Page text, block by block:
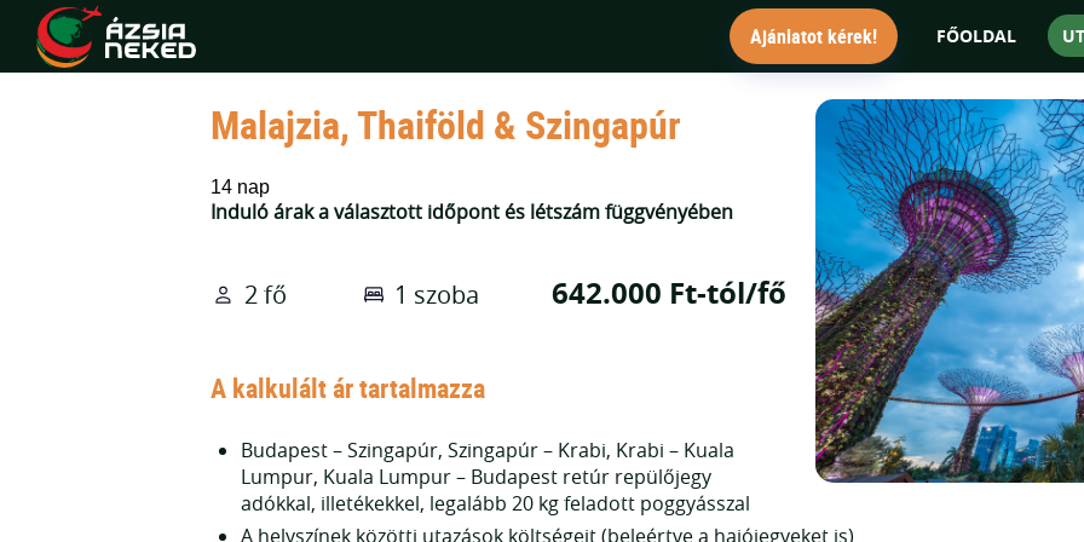
FŐOLDAL
Ajánlatot kérek!
"Az utakat tudjuk európai
Malajzia, Thaiföld & Szingapúr
14 nap
Induló árak a választott időpont és létszám függvényében
2 fő 1 szoba 642.000 Ft-tól/fő
A kalkulált ár tartalmazza
Budapest – Szingapúr, Szingapúr – Krabi, Krabi – Kuala
Lumpur, Kuala Lumpur – Budapest retúr repülőjegy
adókkal, illetékekkel, legalább 20 kg feladott poggyásszal
A helyszínek közötti utazások költségeit (beleértve a hajójegyeket is)